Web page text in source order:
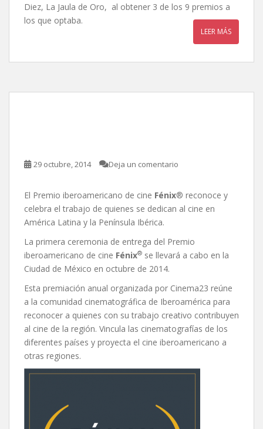
Diez, La Jaula de Oro, al obtener 3 de los 9 premios a
los que optaba.
LEER MÁS
29 octubre, 2014 Deja un comentario
El Premio iberoamericano de cine Fénix® reconoce y
celebra el trabajo de quienes se dedican al cine en
América Latina y la Península Ibérica.
La primera ceremonia de entrega del Premio
iberoamericano de cine Fénix® se llevará a cabo en la
Ciudad de México en octubre de 2014.
Esta premiación anual organizada por Cinema23 reúne
a la comunidad cinematográfica de Iberoamérica para
reconocer a quienes con su trabajo creativo contribuyen
al cine de la región. Vincula las cinematografías de los
diferentes países y proyecta el cine iberoamericano a
otras regiones.